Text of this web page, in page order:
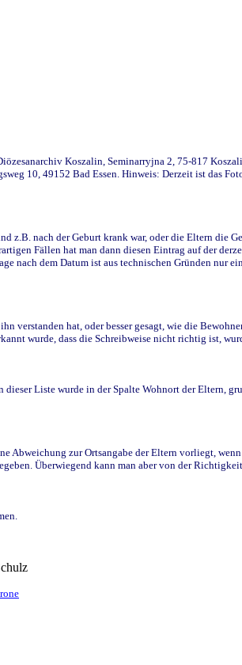
Koszalin, Seminarryjna 2, 75-817
10, 49152 Bad Essen. Hinweis: Derzeit ist das
z.B. nach der Geburt krank war, oder die Eltern die
Fällen hat man dann diesen Eintrag auf der
nach dem Datum ist aus technischen Gründen nur
hat, oder besser gesagt, wie die
wurde, dass die Schreibweise nicht richtig ist,
Liste wurde in der Spalte Wohnort der Eltern,
Abweichung zur Ortsangabe der Eltern vorliegt,
Überwiegend kann man aber von der Richtigkeit